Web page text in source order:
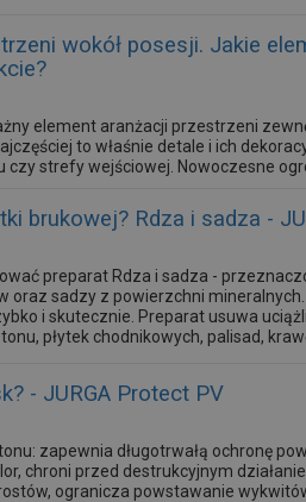
wokół posesji. Jakie
element aranżacji przestrzeni
to właśnie detale i ich
czy strefy wejściowej. Nowoczesne
brukowej? Rdza i sadza -
preparat Rdza i sadza -
oraz sadzy z powierzchni mineralnych.
i skutecznie. Preparat usuwa
płytek chodnikowych, palisad,
- JURGA Protect PV
zapewnia długotrwałą ochronę
chroni przed destrukcyjnym
ogranicza powstawanie